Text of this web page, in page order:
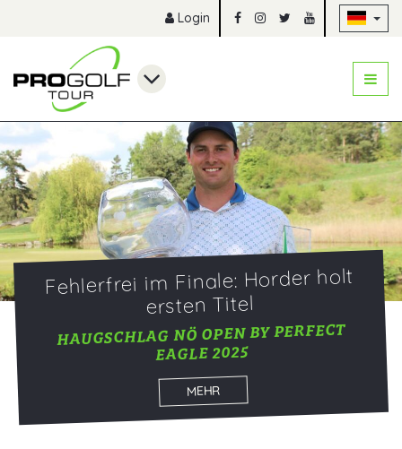
Login
Fehlerfrei im Finale: Horder holt
ersten Titel
HAUGSCHLAG NÖ OPEN BY PERFECT
EAGLE 2025
MEHR